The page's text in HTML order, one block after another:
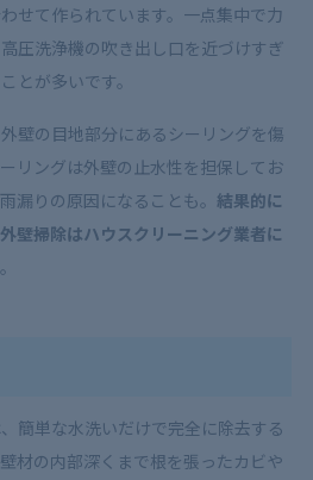
せて作られています。一点集中で力
圧洗浄機の吹き出し口を近づけすぎ
とが多いです。
壁の目地部分にあるシーリングを傷
リングは外壁の止水性を担保してお
漏りの原因になることも。 結果的に
壁掃除はハウスクリーニング業者に
簡単な水洗いだけで完全に除去する
材の内部深くまで根を張ったカビや